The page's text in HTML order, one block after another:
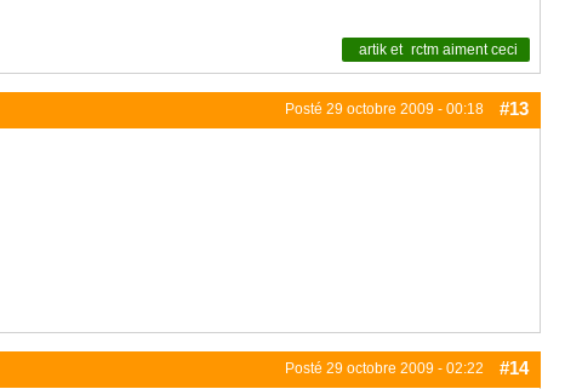
artik et rctm aiment ceci
Posté 29 octobre 2009 - 00:18 #13
Posté 29 octobre 2009 - 02:22 #14